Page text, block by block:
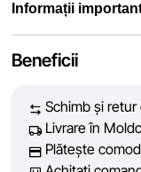
Informații
fiecare zi depunem
vă oferim informații
decizie de
Beneficii
Schimb și
Livrare în
Plătește